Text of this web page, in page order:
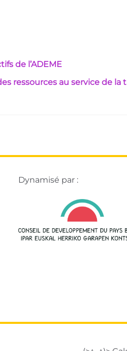
de l’ADEME
ressources au service de la
Dynamisé par :